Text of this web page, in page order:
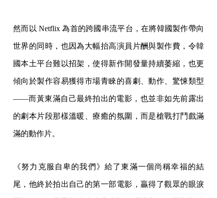
然而以 Netflix 為首的跨國串流平台，在將韓國製作帶向
世界的同時，也因為大幅抬高演員片酬與製作費，令韓
國本土平台難以招架，使得新作開發量持續萎縮，也更
傾向於製作容易獲得市場青睞的喜劇、動作、驚悚類型
——而黃東滿自己最終拍出的電影，也並非如先前露出
的劇本片段那樣溫暖、療癒的氛圍，而是槍戰打鬥戲滿
滿的動作片。
《努力克服自卑的我們》給了東滿一個尚稱幸福的結
尾，他終於拍出自己的第一部電影，贏得了觀眾的眼淚